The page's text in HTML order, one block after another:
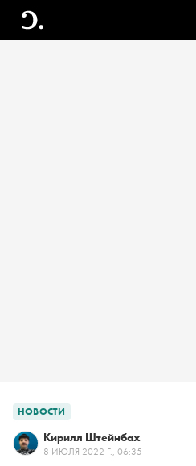
НОВОСТИ
Кирилл Штейнбах
8 ИЮЛЯ 2022 Г., 06:35